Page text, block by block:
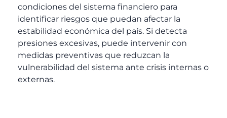
condiciones del sistema financiero para
identificar riesgos que puedan afectar la
estabilidad económica del país. Si detecta
presiones excesivas, puede intervenir con
medidas preventivas que reduzcan la
vulnerabilidad del sistema ante crisis internas o
externas.